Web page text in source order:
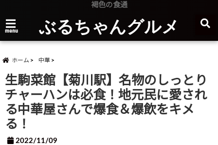
褐色の食通
menu ぶるちゃんグルメ
ホーム 中華
生駒菜館【菊川駅】名物のしっとり
チャーハンは必食！地元民に愛され
る中華屋さんで爆食＆爆飲をキメ
る！
2022/11/09